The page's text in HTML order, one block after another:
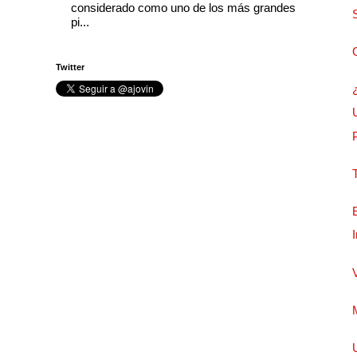
considerado como uno de los más grandes
pi...
Twitter